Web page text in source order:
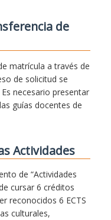
de
matrícula a través de
de solicitud se
Es necesario presentar
guías docentes de
Actividades
de “Actividades
cursar 6 créditos
reconocidos 6 ECTS
culturales,